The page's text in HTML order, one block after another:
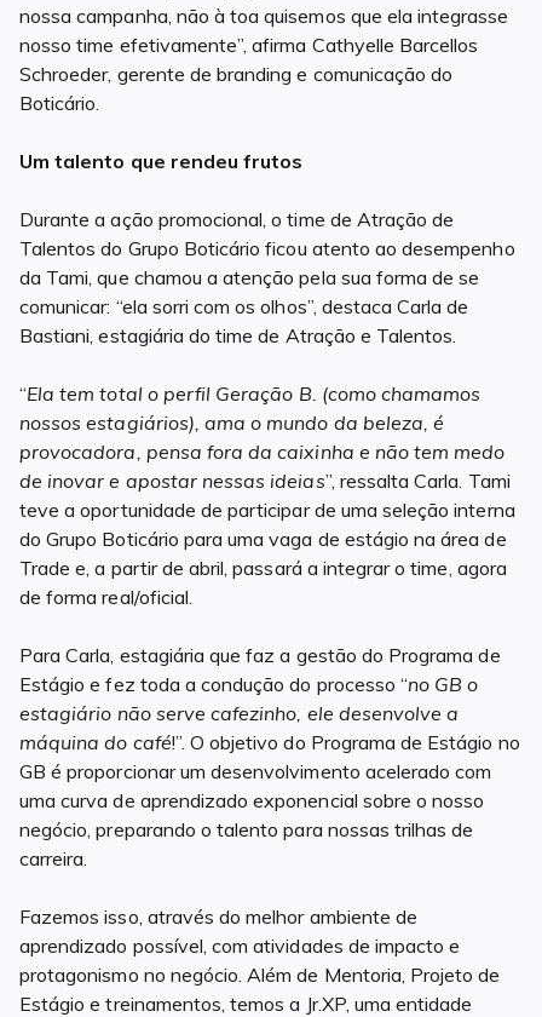
nossa campanha, não à toa quisemos que ela integrasse
nosso time efetivamente”, afirma Cathyelle Barcellos
Schroeder, gerente de branding e comunicação do
Boticário.
Um talento que rendeu frutos
Durante a ação promocional, o time de Atração de
Talentos do Grupo Boticário ficou atento ao desempenho
da Tami, que chamou a atenção pela sua forma de se
comunicar: “ela sorri com os olhos”, destaca Carla de
Bastiani, estagiária do time de Atração e Talentos.
“Ela tem total o perfil Geração B. (como chamamos
nossos estagiários), ama o mundo da beleza, é
provocadora, pensa fora da caixinha e não tem medo
de inovar e apostar nessas ideias”, ressalta Carla. Tami
teve a oportunidade de participar de uma seleção interna
do Grupo Boticário para uma vaga de estágio na área de
Trade e, a partir de abril, passará a integrar o time, agora
de forma real/oficial.
Para Carla, estagiária que faz a gestão do Programa de
Estágio e fez toda a condução do processo “no GB o
estagiário não serve cafezinho, ele desenvolve a
máquina do café!”. O objetivo do Programa de Estágio no
GB é proporcionar um desenvolvimento acelerado com
uma curva de aprendizado exponencial sobre o nosso
negócio, preparando o talento para nossas trilhas de
carreira.
Fazemos isso, através do melhor ambiente de
aprendizado possível, com atividades de impacto e
protagonismo no negócio. Além de Mentoria, Projeto de
Estágio e treinamentos, temos a Jr.XP, uma entidade